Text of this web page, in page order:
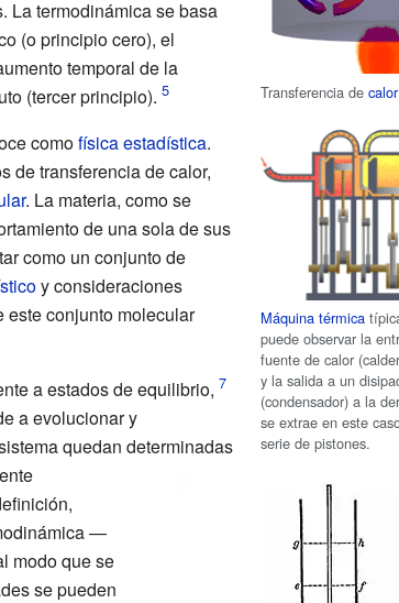
Transferencia decalor
Máquina térmica
puede observar la
fuente de calor
y la salida a un
(condensador) a la
se extrae en este
serie de pistones.
La termodinámica se basa
(o principio cero), el
temporal de la
(tercer principio).
comofísica estadística.
de transferencia de calor,
. La materia, como se
de una sola de sus
como un conjunto de
y consideraciones
este conjunto molecular
aestados de equilibrio,
a evolucionar y
quedan determinadas
—
modo que se
se pueden